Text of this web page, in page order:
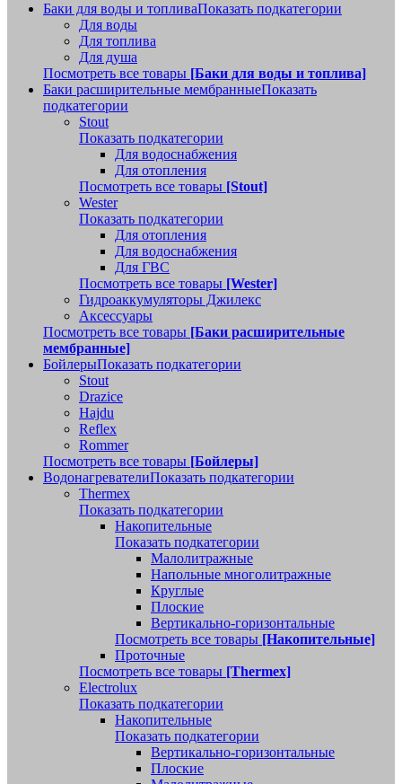
Баки для воды и топливаПоказать подкатегории
Для воды
Для топлива
Для душа
Посмотреть все товары [Баки для воды и топлива]
Баки расширительные мембранныеПоказать
подкатегории
Stout
Показать подкатегории
Для водоснабжения
Для отопления
Посмотреть все товары [Stout]
Wester
Показать подкатегории
Для отопления
Для водоснабжения
Для ГВС
Посмотреть все товары [Wester]
Гидроаккумуляторы Джилекс
Аксессуары
Посмотреть все товары [Баки расширительные
мембранные]
БойлерыПоказать подкатегории
Stout
Drazice
Hajdu
Reflex
Rommer
Посмотреть все товары [Бойлеры]
ВодонагревателиПоказать подкатегории
Thermex
Показать подкатегории
Накопительные
Показать подкатегории
Малолитражные
Напольные многолитражные
Круглые
Плоские
Вертикально-горизонтальные
Посмотреть все товары [Накопительные]
Проточные
Посмотреть все товары [Thermex]
Electrolux
Показать подкатегории
Накопительные
Показать подкатегории
Вертикально-горизонтальные
Плоские